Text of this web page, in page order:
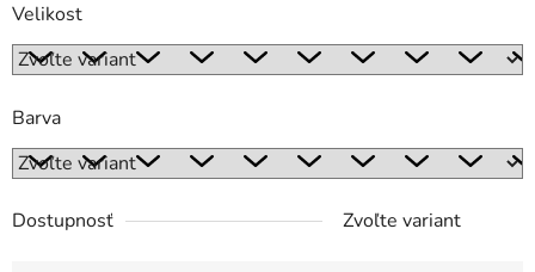
Velikost
Barva
Dostupnosť Zvoľte variant